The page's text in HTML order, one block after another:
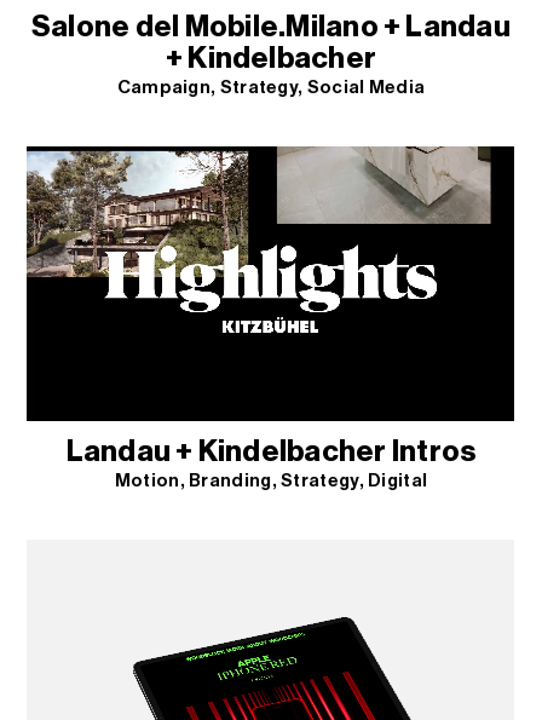
Salone del Mobile.Milano + Landau
+ Kindelbacher
Campaign Strategy Social Media
Landau + Kindelbacher Intros
Motion Branding Strategy Digital